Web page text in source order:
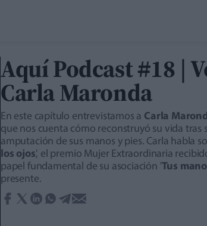
Aquí Podcast #18 |
Carla Maronda
En este capítulo entrevistamos a Carla
que nos cuenta cómo reconstruyó su vida
amputación de sus manos y pies. Carla habla
los ojos', el premio Mujer Extraordinaria
papel fundamental de su asociación 'Tus
presente.